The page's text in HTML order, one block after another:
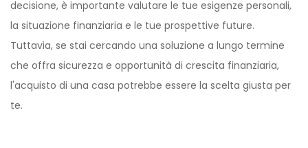
decisione, è importante valutare le tue esigenze personali,
la situazione finanziaria e le tue prospettive future.
Tuttavia, se stai cercando una soluzione a lungo termine
che offra sicurezza e opportunità di crescita finanziaria,
l'acquisto di una casa potrebbe essere la scelta giusta per
te.